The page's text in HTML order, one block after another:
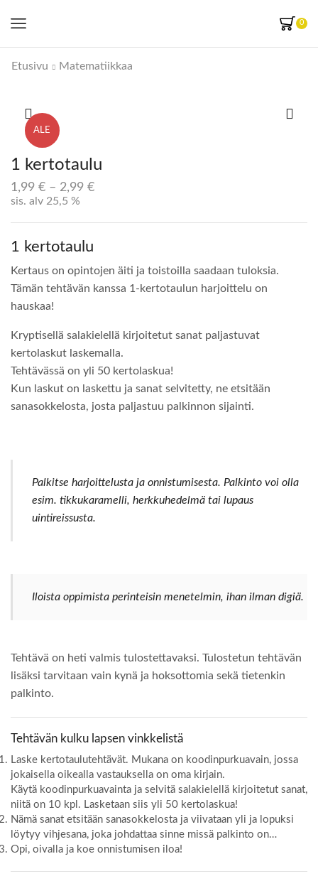
0
Etusivu Matematiikkaa
ALE
1 kertotaulu
1,99 € – 2,99 €
sis. alv 25,5 %
1 kertotaulu
Kertaus on opintojen äiti ja toistoilla saadaan tuloksia.
Tämän tehtävän kanssa 1-kertotaulun harjoittelu on
hauskaa!
Kryptisellä salakielellä kirjoitetut sanat paljastuvat
kertolaskut laskemalla.
Tehtävässä on yli 50 kertolaskua!
Kun laskut on laskettu ja sanat selvitetty, ne etsitään
sanasokkelosta, josta paljastuu palkinnon sijainti.
Palkitse harjoittelusta ja onnistumisesta. Palkinto voi olla
esim. tikkukaramelli, herkkuhedelmä tai lupaus
uintireissusta.
Iloista oppimista perinteisin menetelmin, ihan ilman digiä.
Tehtävä on heti valmis tulostettavaksi. Tulostetun tehtävän
lisäksi tarvitaan vain kynä ja hoksottomia sekä tietenkin
palkinto.
Tehtävän kulku lapsen vinkkelistä
Laske kertotaulutehtävät. Mukana on koodinpurkuavain, jossa
jokaisella oikealla vastauksella on oma kirjain.
Käytä koodinpurkuavainta ja selvitä salakielellä kirjoitetut sanat,
niitä on 10 kpl. Lasketaan siis yli 50 kertolaskua!
Nämä sanat etsitään sanasokkelosta ja viivataan yli ja lopuksi
löytyy vihjesana, joka johdattaa sinne missä palkinto on…
Opi, oivalla ja koe onnistumisen iloa!